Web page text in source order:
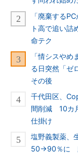
「廃棄する
ト高で追い詰
命テク
「情シスや
る日突然「ゼ
その後
千代田区、
間削減 10カ
仕掛け
塩野義製薬、
50→90％に